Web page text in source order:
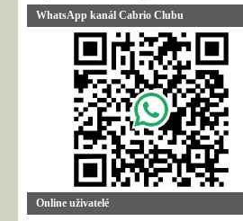
WhatsApp kanál Cabrio Clubu
Online uživatelé